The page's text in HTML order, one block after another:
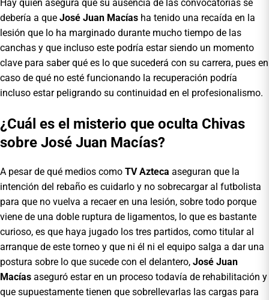
Hay quien asegura que su ausencia de las convocatorias se
debería a que José Juan Macías ha tenido una recaída en la
lesión que lo ha marginado durante mucho tiempo de las
canchas y que incluso este podría estar siendo un momento
clave para saber qué es lo que sucederá con su carrera, pues en
caso de qué no esté funcionando la recuperación podría
incluso estar peligrando su continuidad en el profesionalismo.
¿Cuál es el misterio que oculta Chivas
sobre José Juan Macías?
A pesar de qué medios como TV Azteca aseguran que la
intención del rebaño es cuidarlo y no sobrecargar al futbolista
para que no vuelva a recaer en una lesión, sobre todo porque
viene de una doble ruptura de ligamentos, lo que es bastante
curioso, es que haya jugado los tres partidos, como titular al
arranque de este torneo y que ni él ni el equipo salga a dar una
postura sobre lo que sucede con el delantero, José Juan
Macías aseguró estar en un proceso todavía de rehabilitación y
que supuestamente tienen que sobrellevarlas las cargas para